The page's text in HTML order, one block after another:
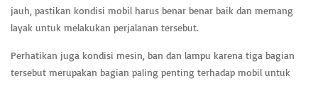
jauh, pastikan kondisi mobil harus benar benar baik dan memang
layak untuk melakukan perjalanan tersebut.
Perhatikan juga kondisi mesin, ban dan lampu karena tiga bagian
tersebut merupakan bagian paling penting terhadap mobil untuk